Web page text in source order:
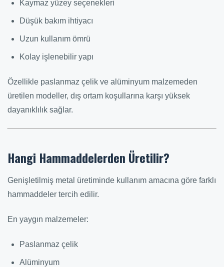
Kaymaz yüzey seçenekleri
Düşük bakım ihtiyacı
Uzun kullanım ömrü
Kolay işlenebilir yapı
Özellikle paslanmaz çelik ve alüminyum malzemeden
üretilen modeller, dış ortam koşullarına karşı yüksek
dayanıklılık sağlar.
Hangi Hammaddelerden Üretilir?
Genişletilmiş metal üretiminde kullanım amacına göre farklı
hammaddeler tercih edilir.
En yaygın malzemeler:
Paslanmaz çelik
Alüminyum